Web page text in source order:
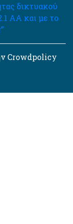
δικτυακού
AA και με το
Crowdpolicy